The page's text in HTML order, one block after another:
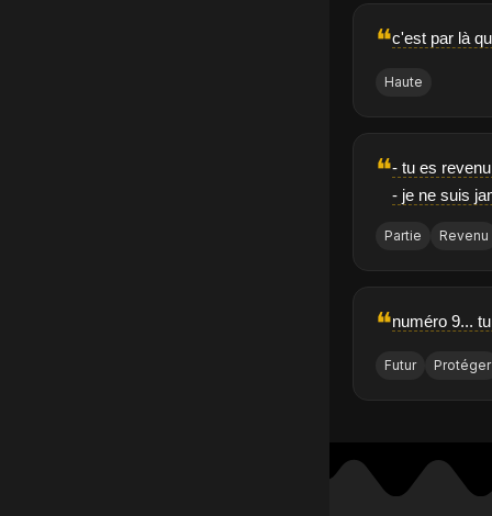
❝c'est par là
Haute
❝- tu es
- je ne suis
Partie Revenu
❝numéro 9...
Futur Protéger